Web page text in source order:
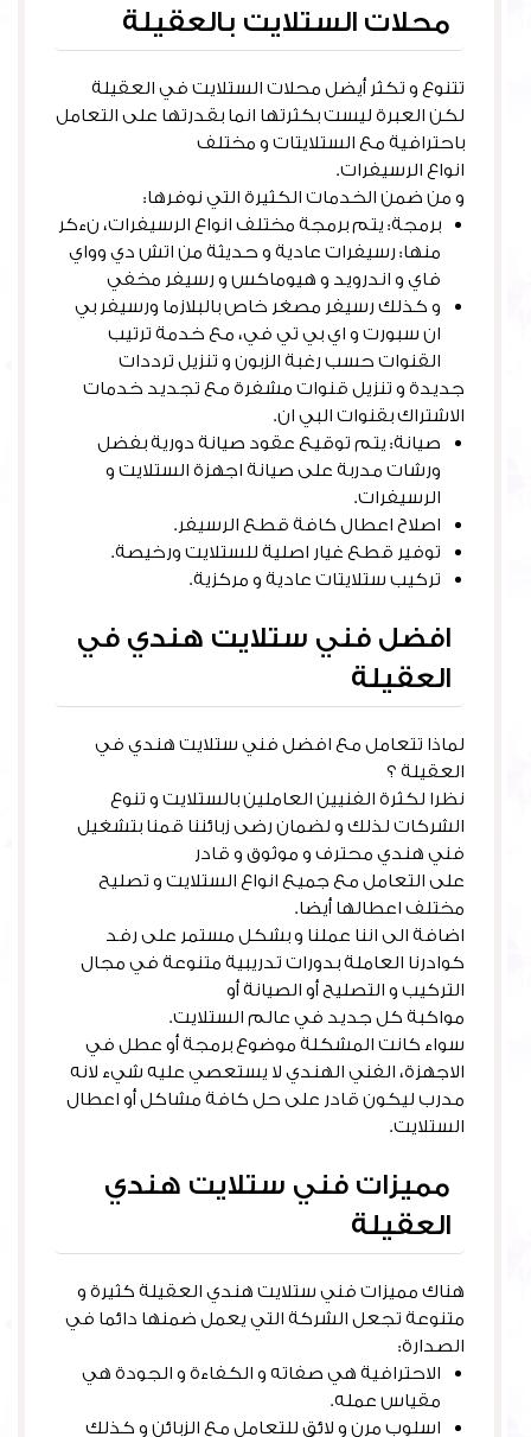
محلات الستلايت بالعقيلة
تتنوع و تكثر أيضل محلات الستلايت في العقيلة
لكن العبرة ليست بكثرتها انما بقدرتها على التعامل
باحترافية مع الستلايتات و مختلف
انواع الرسيفرات.
و من ضمن الخدمات الكثيرة التي نوفرها:
برمجة: يتم برمجة مختلف انواع الرسيفرات، نءكر
منها: رسيفرات عادية و حديثة من اتش دي وواي
فاي و اندرويد و هيوماكس و رسيفر مخفي
و كذلك رسيفر مصغر خاص بالبلازما ورسيفر بي
ان سبورت و اي بي تي في، مع خدمة ترتيب
القنوات حسب رغبة الزبون و تنزيل ترددات
جديدة و تنزيل قنوات مشفرة مع تجديد خدمات
الاشتراك بقنوات البي ان.
صيانة: يتم توقيع عقود صيانة دورية بفضل
ورشات مدربة على صيانة اجهزة الستلايت و
الرسيفرات.
اصلاح اعطال كافة قطع الرسيفر.
توفير قطع غيار اصلية للستلايت ورخيصة.
تركيب ستلايتات عادية و مركزية.
افضل فني ستلايت هندي في
العقيلة
لماذا تتعامل مع افضل فني ستلايت هندي في
العقيلة ؟
نظرا لكثرة الفنيين العاملين بالستلايت و تنوع
الشركات لذلك و لضمان رضى زبائننا قمنا بتشغيل
فني هندي محترف و موثوق و قادر
على التعامل مع جميع انواع الستلايت و تصليح
مختلف اعطالها أيضا.
اضافة الى اننا عملنا و بشكل مستمر على رفد
كوادرنا العاملة بدورات تدريبية متنوعة في مجال
التركيب و التصليح أو الصيانة أو
مواكبة كل جديد في عالم الستلايت.
سواء كانت المشكلة موضوع برمجة أو عطل في
الاجهزة، الفني الهندي لا يستعصي عليه شيء لانه
مدرب ليكون قادر على حل كافة مشاكل أو اعطال
الستلايت.
مميزات فني ستلايت هندي
العقيلة
هناك مميزات فني ستلايت هندي العقيلة كثيرة و
متنوعة تجعل الشركة التي يعمل ضمنها دائما في
الصدارة:
الاحترافية هي صفاته و الكفاءة و الجودة هي
مقياس عمله.
اسلوب مرن و لائق للتعامل مع الزبائن و كذلك